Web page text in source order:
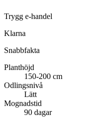
Trygg e-handel
Klarna
Snabbfakta
Planthöjd
150-200 cm
Odlingsnivå
Lätt
Mognadstid
90 dagar